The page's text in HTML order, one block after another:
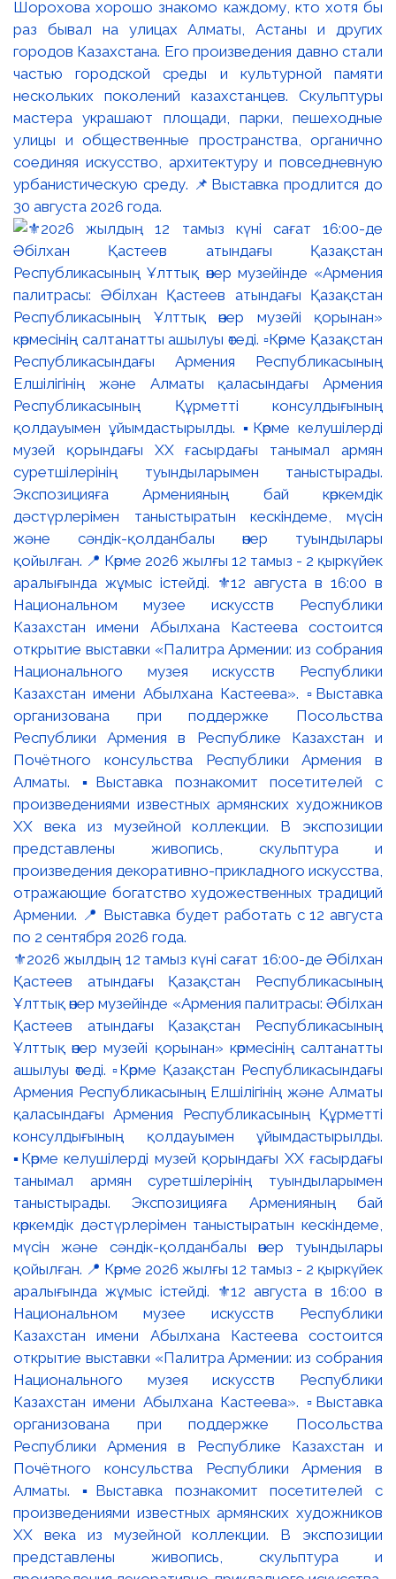
Шорохова хорошо знакомо каждому, кто хотя бы
раз бывал на улицах Алматы, Астаны и других
городов Казахстана. Его произведения давно стали
частью городской среды и культурной памяти
нескольких поколений казахстанцев. Скульптуры
мастера украшают площади, парки, пешеходные
улицы и общественные пространства, органично
соединяя искусство, архитектуру и повседневную
урбанистическую среду. 📌Выставка продлится до
30 августа 2026 года.
⚜️2026 жылдың 12 тамыз күні сағат 16:00-де Әбілхан
Қастеев атындағы Қазақстан Республикасының
Ұлттық өнер музейінде «Армения палитрасы: Әбілхан
Қастеев атындағы Қазақстан Республикасының
Ұлттық өнер музейі қорынан» көрмесінің салтанатты
ашылуы өтеді. ▫️Көрме Қазақстан Республикасындағы
Армения Республикасының Елшілігінің және Алматы
қаласындағы Армения Республикасының Құрметті
консулдығының қолдауымен ұйымдастырылды.
▪️Көрме келушілерді музей қорындағы ХХ ғасырдағы
танымал армян суретшілерінің туындыларымен
таныстырады. Экспозицияға Арменияның бай
көркемдік дәстүрлерімен таныстыратын кескіндеме,
мүсін және сәндік-қолданбалы өнер туындылары
қойылған. 📍 Көрме 2026 жылғы 12 тамыз - 2 қыркүйек
аралығында жұмыс істейді. ⚜️12 августа в 16:00 в
Национальном музее искусств Республики
Казахстан имени Абылхана Кастеева состоится
открытие выставки «Палитра Армении: из собрания
Национального музея искусств Республики
Казахстан имени Абылхана Кастеева». ▫️Выставка
организована при поддержке Посольства
Республики Армения в Республике Казахстан и
Почётного консульства Республики Армения в
Алматы. ▪️Выставка познакомит посетителей с
произведениями известных армянских художников
XX века из музейной коллекции. В экспозиции
представлены живопись, скульптура и